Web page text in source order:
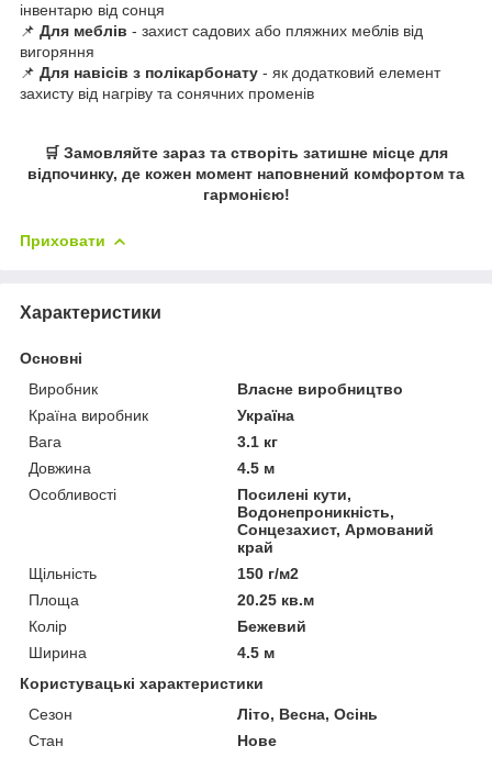
інвентарю від сонця
📌 Для меблів - захист садових або пляжних меблів від
вигоряння
📌 Для навісів з полікарбонату - як додатковий елемент
захисту від нагріву та сонячних променів
🛒 Замовляйте зараз та створіть затишне місце для
відпочинку, де кожен момент наповнений комфортом та
гармонією!
Приховати
Характеристики
Основні
Виробник
Власне виробництво
Країна виробник
Україна
Вага
3.1 кг
Довжина
4.5 м
Особливості
Посилені кути,
Водонепроникність,
Сонцезахист, Армований
край
Щільність
150 г/м2
Площа
20.25 кв.м
Колір
Бежевий
Ширина
4.5 м
Користувацькі характеристики
Сезон
Літо, Весна, Осінь
Стан
Нове